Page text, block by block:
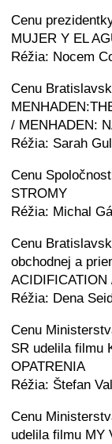
Cenu
MUJER Y EL
Réžia: Nocem
Cenu
/ MENHADEN:
Réžia: Sarah
Cenu
STROMY
Réžia: Michal
Cenu
obchodnej a
ACIDIFICATION
Réžia: Dena
Cenu
SR udelila filmu
OPATRENIA
Réžia: Štefan
Cenu
udelila filmu MY